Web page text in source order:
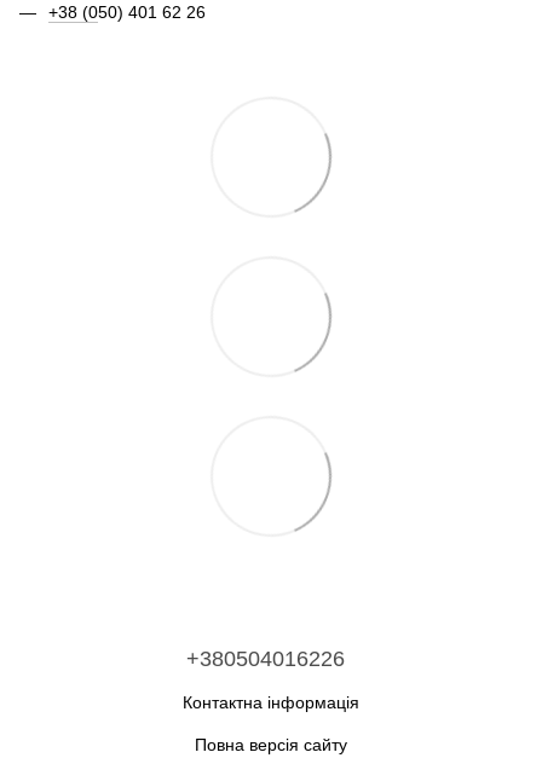
+38 (050) 401 62 26
+380504016226
Контактна інформація
Повна версія сайту